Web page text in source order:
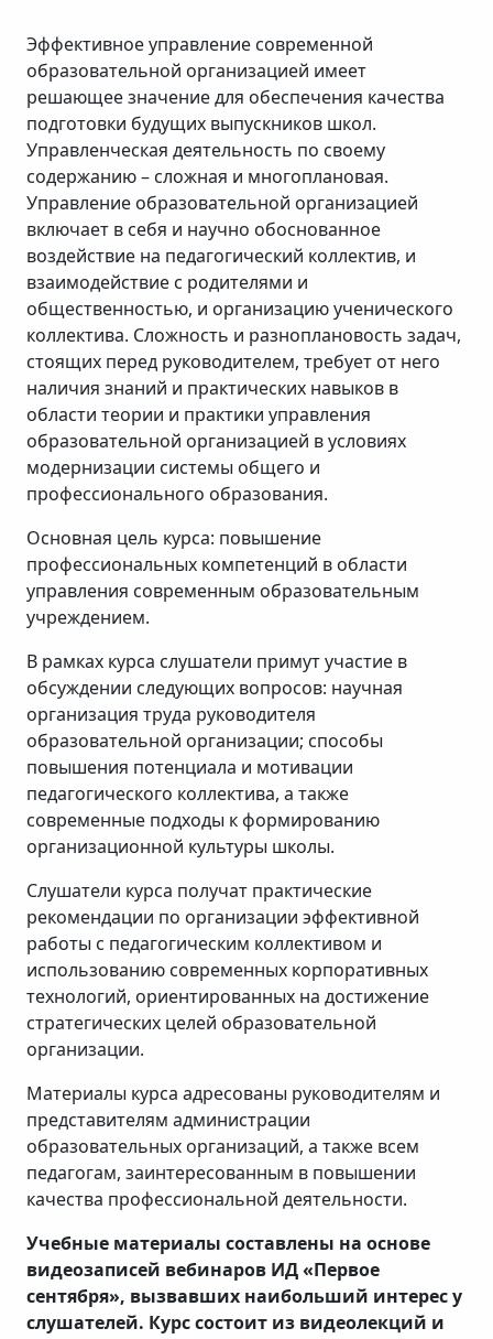
Эффективное управление современной
образовательной организацией имеет
решающее значение для обеспечения качества
подготовки будущих выпускников школ.
Управленческая деятельность по своему
содержанию – сложная и многоплановая.
Управление образовательной организацией
включает в себя и научно обоснованное
воздействие на педагогический коллектив, и
взаимодействие с родителями и
общественностью, и организацию ученического
коллектива. Сложность и разноплановость задач,
стоящих перед руководителем, требует от него
наличия знаний и практических навыков в
области теории и практики управления
образовательной организацией в условиях
модернизации системы общего и
профессионального образования.
Основная цель курса: повышение
профессиональных компетенций в области
управления современным образовательным
учреждением.
В рамках курса слушатели примут участие в
обсуждении следующих вопросов: научная
организация труда руководителя
образовательной организации; способы
повышения потенциала и мотивации
педагогического коллектива, а также
современные подходы к формированию
организационной культуры школы.
Слушатели курса получат практические
рекомендации по организации эффективной
работы с педагогическим коллективом и
использованию современных корпоративных
технологий, ориентированных на достижение
стратегических целей образовательной
организации.
Материалы курса адресованы руководителям и
представителям администрации
образовательных организаций, а также всем
педагогам, заинтересованным в повышении
качества профессиональной деятельности.
Учебные материалы составлены на основе
видеозаписей вебинаров ИД «Первое
сентября», вызвавших наибольший интерес у
слушателей. Курс состоит из видеолекций и